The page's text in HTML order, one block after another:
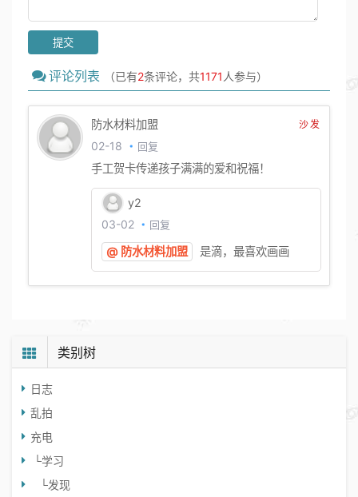
评论列表 （已有2条评论，共1171 人参与）
防水材料加盟 沙发
02-18 回复
手工贺卡传递孩子满满的爱和祝福！
y2
03-02
回复
@ 防水材料加盟 是滴，最喜欢画画
类别树
日志
乱拍
充电
└学习
└发现